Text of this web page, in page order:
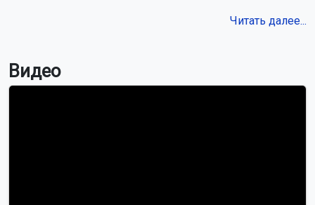
Читать далее...
Видео